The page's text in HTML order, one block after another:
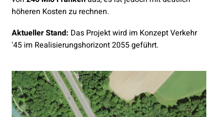
höheren Kosten zu rechnen.
Aktueller Stand: Das Projekt wird im Konzept Verkehr
'45 im Realisierungshorizont 2055 geführt.